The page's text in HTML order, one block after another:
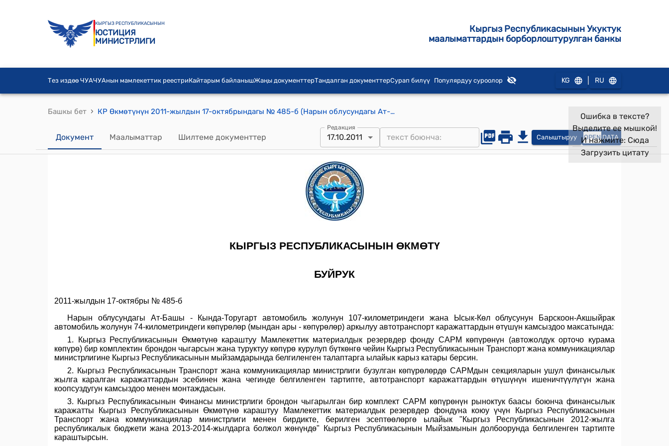
КЫРГЫЗ РЕСПУБЛИКАСЫНЫН
ЮСТИЦИЯ
МИНИСТРЛИГИ
Кыргыз Республикасынын Укуктук
маалыматтардын борборлоштурулган банкы
Тез издөө ЧУАЧУАнын мамлекеттик реестриКайтарым байланышЖаңы документтерТандалган документтерСурап билүү Популярдуу суроолор KG RU
Башкы бет › КР Өкмөтүнүн 2011-жылдын 17-октябрындагы № 485-б (Нарын облусундагы Ат-Башы - Кында-Торугарт автомобиль жолунун 107-километриндеги жана Ысык-Көл облусунун Барскоон-Акшыйрак автомобиль жолунун 74-километриндеги көпүрөлөр (мындан ары - көпүрөлөр) аркылуу автотранспорт каражаттардын өтүшүн камсыздоо) буйругу
Документ Маалыматтар Шилтеме документтер
Редакция
17.10.2011 Салыштыруу OPEN DATA
Ошибка в тексте?
Выделите ее мышкой!
И нажмите: Сюда
Загрузить цитату